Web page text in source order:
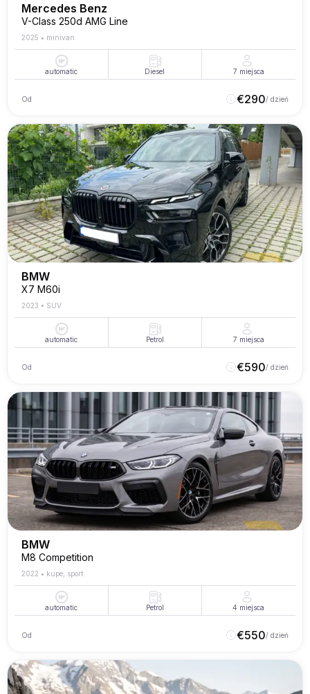
Mercedes Benz
V-Class 250d AMG Line
2025 • minivan
automatic Diesel 7 miejsca
Od €290/ dzień
BMW
X7 M60i
2023 • SUV
automatic Petrol 7 miejsca
Od €590/ dzień
BMW
M8 Competition
2022 • kupe, sport
automatic Petrol 4 miejsca
Od €550/ dzień